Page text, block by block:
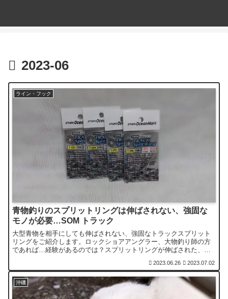
2023-06
ライン・フック
青物釣りのスプリットリングは伸ばされない、強固な
モノが必要…SOM トラック
大型青物を相手にしても伸ばされない、強固なトラックスプリット
リングをご紹介します。ロックショアアングラー、大物釣り師の方
であれば…経験があるのでは？スプリットリングが伸ばされた、こ
2023.06.26 2023.07.02
沖磯